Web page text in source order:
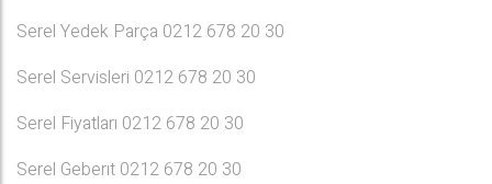
Serel Yedek Parça 0212 678 20 30
Serel Servisleri 0212 678 20 30
Serel Fiyatları 0212 678 20 30
Serel Geberıt 0212 678 20 30